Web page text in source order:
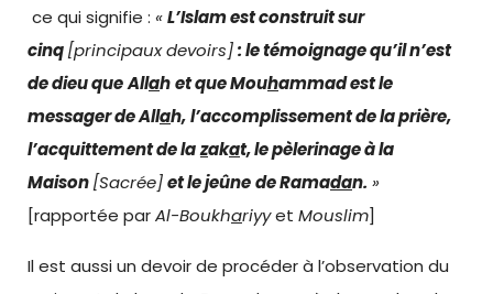
ce qui signifie : «L’Islam est construit sur
cinq[principaux devoirs]: le témoignage qu’il n’est
de dieu queAllahet queMouhammadest le
messager deAllah,l’accomplissement de la prière,
l’acquittement de lazakat, le pèlerinage à la
Maison[Sacrée]et le jeûnedeRamadan. »
[rapportée parAl-Boukhariyyet Mouslim]
Il est aussi un devoir de procéder à l’observation du